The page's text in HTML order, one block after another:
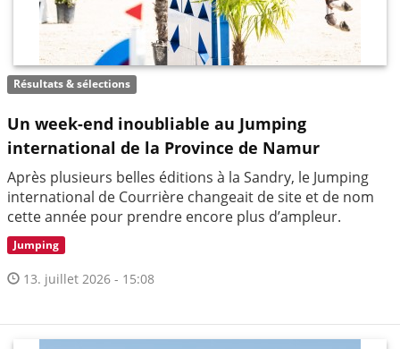
Résultats & sélections
Un week-end inoubliable au Jumping
international de la Province de Namur
Après plusieurs belles éditions à la Sandry, le Jumping
international de Courrière changeait de site et de nom
cette année pour prendre encore plus d’ampleur.
Jumping
13. juillet 2026 - 15:08